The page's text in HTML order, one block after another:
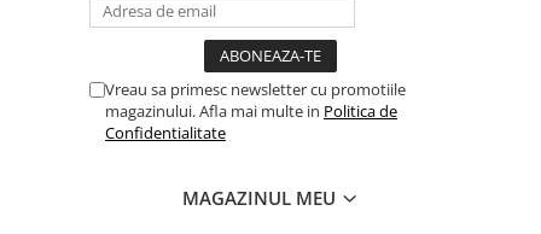
Vreau sa primesc newsletter cu promotiile
magazinului. Afla mai multe in Politica de
Confidentialitate
MAGAZINUL MEU